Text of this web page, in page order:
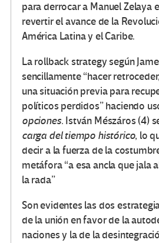
para derrocar a Manuel Zelaya
revertir el avance de la
América Latina y el Caribe.
La rollback strategy según
sencillamente “hacer
una situación previa para
políticos perdidos” haciendo
opciones. István Mészáros (4)
carga del tiempo histórico, lo
decir a la fuerza de la
metáfora “a esa ancla que jala
la rada”
Son evidentes las dos
de la unión en favor de la
naciones y la de la